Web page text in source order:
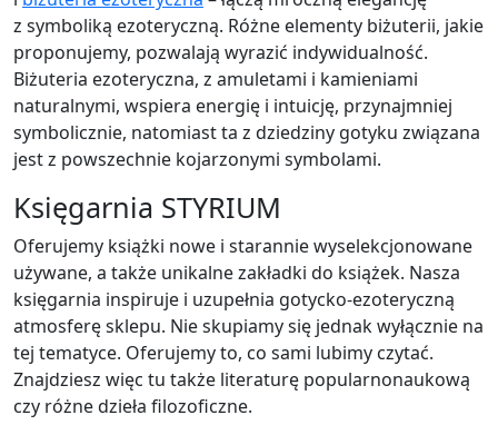
z symboliką ezoteryczną. Różne elementy biżuterii, jakie
proponujemy, pozwalają wyrazić indywidualność.
Biżuteria ezoteryczna, z amuletami i kamieniami
naturalnymi, wspiera energię i intuicję, przynajmniej
symbolicznie, natomiast ta z dziedziny gotyku związana
jest z powszechnie kojarzonymi symbolami.
Księgarnia STYRIUM
Oferujemy książki nowe i starannie wyselekcjonowane
używane, a także unikalne zakładki do książek. Nasza
księgarnia inspiruje i uzupełnia gotycko-ezoteryczną
atmosferę sklepu. Nie skupiamy się jednak wyłącznie na
tej tematyce. Oferujemy to, co sami lubimy czytać.
Znajdziesz więc tu także literaturę popularnonaukową
czy różne dzieła filozoficzne.